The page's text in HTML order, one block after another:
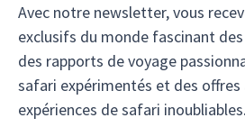
Avec notre newsletter, vous
exclusifs du monde fascinant
des rapports de voyage
safari expérimentés et des offres
expériences de safari inoubliables.